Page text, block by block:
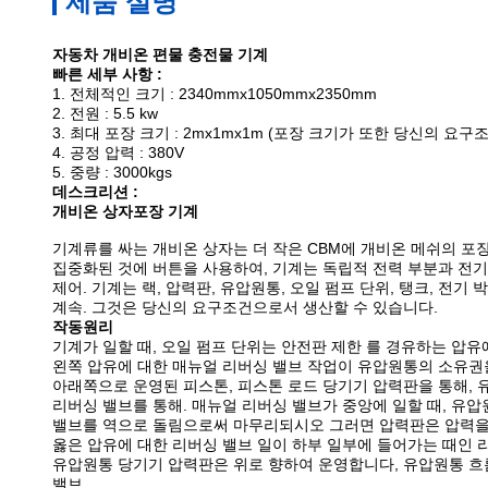
자동차 개비온 편물 충전물 기계
빠른 세부 사항 :
1. 전체적인 크기 : 2340mmx1050mmx2350mm
2. 전원 : 5.5 kw
3. 최대 포장 크기 : 2mx1mx1m (포장 크기가 또한 당신의 요구
4. 공정 압력 : 380V
5. 중량 : 3000kgs
데스크리션 :
개비온 상자포장 기계
기계류를 싸는 개비온 상자는 더 작은 CBM에 개비온 메쉬의 포
집중화된 것에 버튼을 사용하여, 기계는 독립적 전력 부분과 전
제어. 기계는 랙, 압력판, 유압원통, 오일 펌프 단위, 탱크, 전기
계속. 그것은 당신의 요구조건으로서 생산할 수 있습니다.
작동원리
기계가 일할 때, 오일 펌프 단위는 안전판 제한 를 경유하는 압
왼쪽 압유에 대한 매뉴얼 리버싱 밸브 작업이 유압원통의 소유
아래쪽으로 운영된 피스톤, 피스톤 로드 당기기 압력판을 통해,
리버싱 밸브를 통해. 매뉴얼 리버싱 밸브가 중앙에 일할 때, 유
밸브를 역으로 돌림으로써 마무리되시오 그러면 압력판은 압
옳은 압유에 대한 리버싱 밸브 일이 하부 일부에 들어가는 때인
유압원통 당기기 압력판은 위로 향하여 운영합니다, 유압원통
밸브.